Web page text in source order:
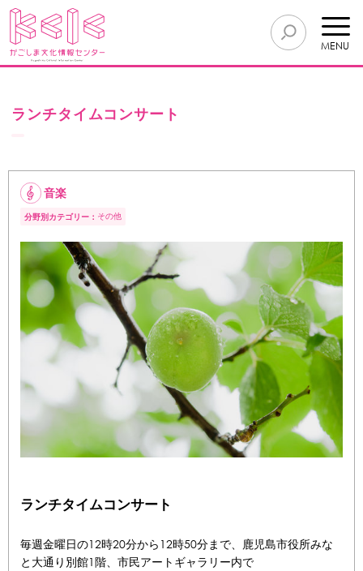
MENU
ランチタイムコンサート
音楽
分野別カテゴリー： その他
ランチタイムコンサート
毎週金曜日の12時20分から12時50分まで、鹿児島市役所みな
と大通り別館1階、市民アートギャラリー内で